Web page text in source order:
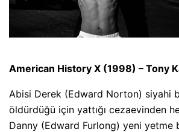
American History X (1998) – Tony
Abisi Derek (Edward Norton) siyahi
öldürdüğü için yattığı cezaevinden
Danny (Edward Furlong) yeni yetme